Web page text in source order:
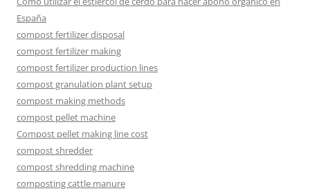
España
compost fertilizer disposal
compost fertilizer making
compost fertilizer production lines
compost granulation plant setup
compost making methods
compost pellet machine
Compost pellet making line cost
compost shredder
compost shredding machine
composting cattle manure